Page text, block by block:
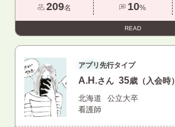
209名 10%
READ
アプリ先行タイプ
A.H.さん 35歳（入会時）
北海道
公立大卒
看護師